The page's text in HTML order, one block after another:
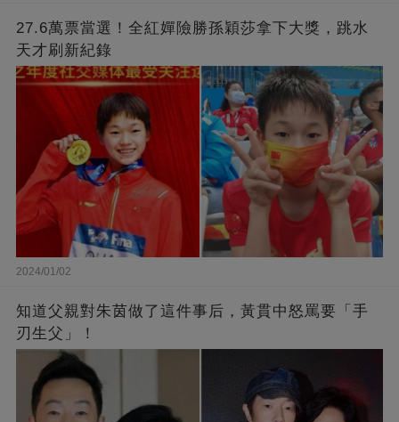
27.6萬票當選！全紅嬋險勝孫穎莎拿下大獎，跳水
天才刷新紀錄
2024/01/02
知道父親對朱茵做了這件事后，黃貫中怒罵要「手
刃生父」！